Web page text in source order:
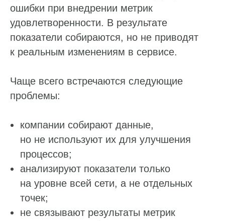
ошибки при внедрении метрик
удовлетворенности. В результате
показатели собираются, но не приводят
к реальным изменениям в сервисе.
Чаще всего встречаются следующие
проблемы:
компании собирают данные,
но не используют их для улучшения
процессов;
анализируют показатели только
на уровне всей сети, а не отдельных
точек;
не связывают результаты метрик